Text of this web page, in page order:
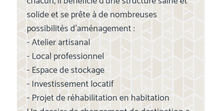
solide et se prête à de nombreuses
possibilités d'aménagement :
- Atelier artisanal
- Local professionnel
- Espace de stockage
- Investissement locatif
- Projet de réhabilitation en habitation